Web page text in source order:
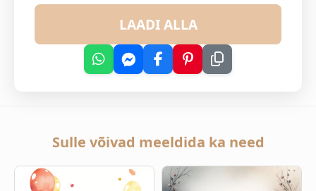
LAADI ALLA
Sulle võivad meeldida ka need